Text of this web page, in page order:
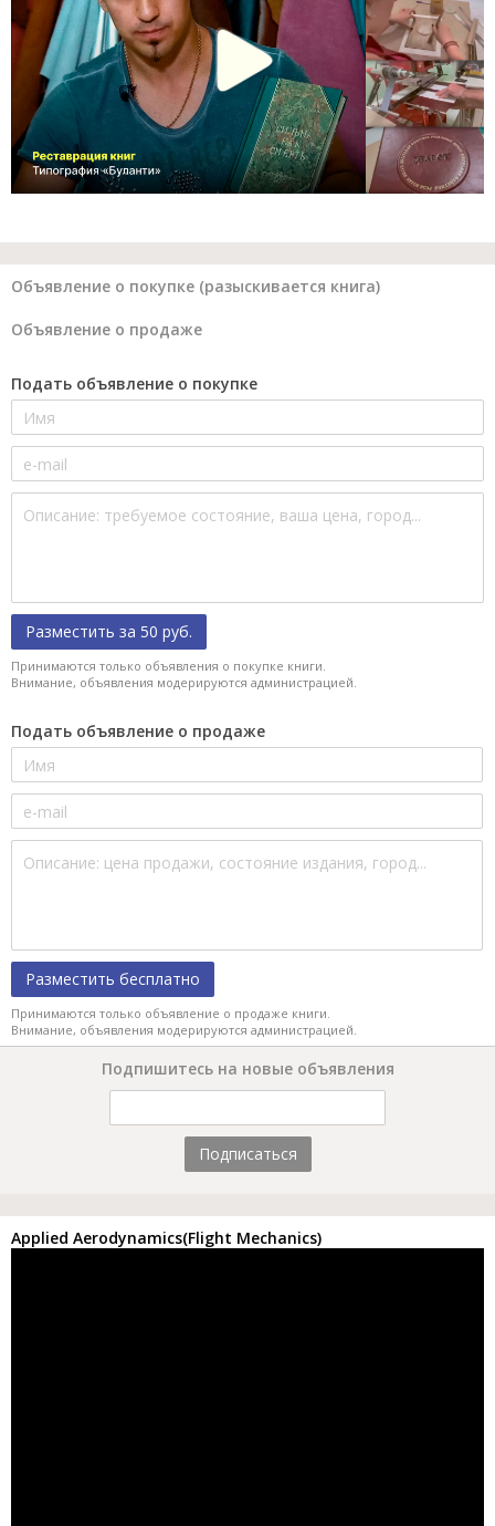
Объявление о покупке (разыскивается книга)
Объявление о продаже
Подать объявление о покупке
Разместить за 50 руб.
Принимаются только объявления о покупке книги.
Внимание, объявления модерируются администрацией.
Подать объявление о продаже
Разместить бесплатно
Принимаются только объявление о продаже книги.
Внимание, объявления модерируются администрацией.
Подпишитесь на новые объявления
Подписаться
Applied Aerodynamics(Flight Mechanics)